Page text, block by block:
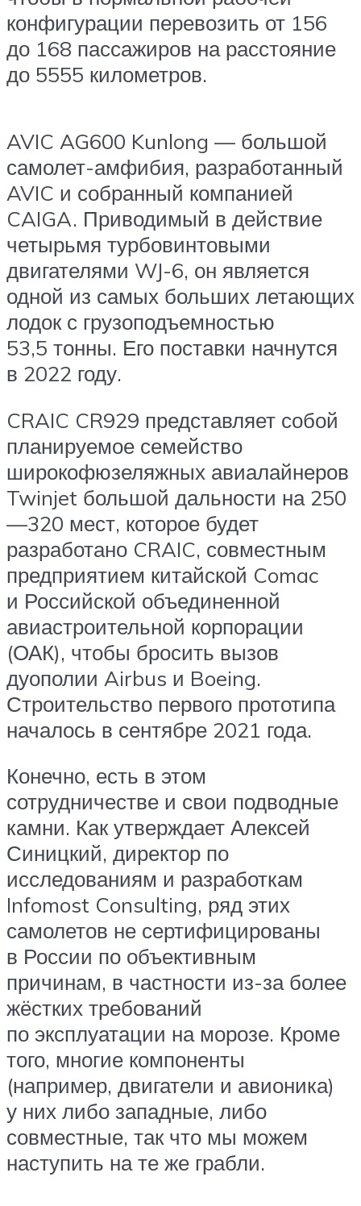
конфигурации перевозить от 156
до 168 пассажиров на расстояние
до 5555 километров.
AVIC AG600 Kunlong — большой
самолет-амфибия, разработанный
AVIC и собранный компанией
CAIGA. Приводимый в действие
четырьмя турбовинтовыми
двигателями WJ-6, он является
одной из самых больших летающих
лодок с грузоподъемностью
53,5 тонны. Его поставки начнутся
в 2022 году.
CRAIC CR929 представляет собой
планируемое семейство
широкофюзеляжных авиалайнеров
Twinjet большой дальности на 250
—320 мест, которое будет
разработано CRAIC, совместным
предприятием китайской Comac
и Российской объединенной
авиастроительной корпорации
(ОАК), чтобы бросить вызов
дуополии Airbus и Boeing.
Строительство первого прототипа
началось в сентябре 2021 года.
Конечно, есть в этом
сотрудничестве и свои подводные
камни. Как утверждает Алексей
Синицкий, директор по
исследованиям и разработкам
Infomost Consulting, ряд этих
самолетов не сертифицированы
в России по объективным
причинам, в частности из-за более
жёстких требований
по эксплуатации на морозе. Кроме
того, многие компоненты
(например, двигатели и авионика)
у них либо западные, либо
совместные, так что мы можем
наступить на те же грабли.